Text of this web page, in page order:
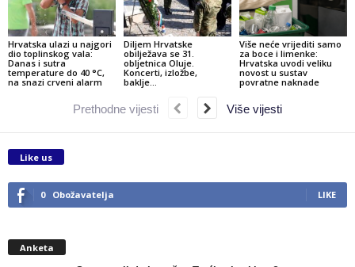
Hrvatska ulazi u najgori
dio toplinskog vala:
Danas i sutra
temperature do 40 °C,
na snazi crveni alarm
Diljem Hrvatske
obilježava se 31.
obljetnica Oluje.
Koncerti, izložbe,
baklje…
Više neće vrijediti samo
za boce i limenke:
Hrvatska uvodi veliku
novost u sustav
povratne naknade
Prethodne vijesti Više vijesti
Like us
0 Obožavatelja LIKE
Anketa